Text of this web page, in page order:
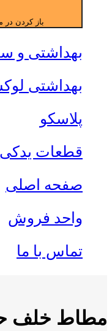
باز کردن در
بهداشتی و
بهداشتی
پلاسکو
قطعات یدکی
صفحه اصلی
واحد فروش
تماس با ما
مطاط خلف